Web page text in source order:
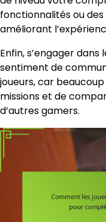
fonctionnalités ou
améliorant
Enfin, s’engager
sentiment de
joueurs, car
missions et de
d’autres gamers.